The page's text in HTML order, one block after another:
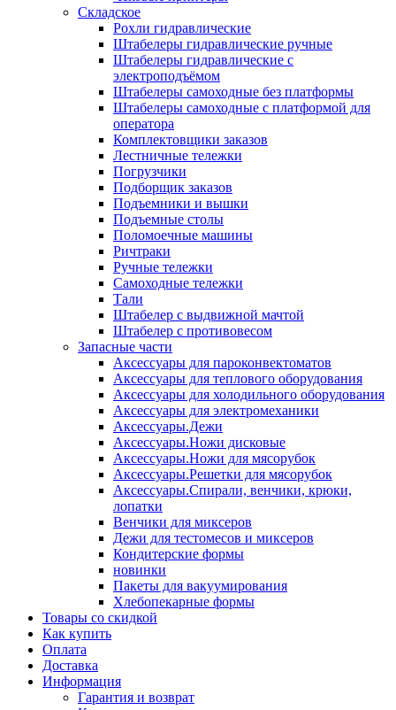
Складское
Рохли гидравлические
Штабелеры гидравлические ручные
Штабелеры гидравлические с
электроподъёмом
Штабелеры самоходные без платформы
Штабелеры самоходные с платформой для
оператора
Комплектовщики заказов
Лестничные тележки
Погрузчики
Подборщик заказов
Подъемники и вышки
Подъемные столы
Поломоечные машины
Ричтраки
Ручные тележки
Самоходные тележки
Тали
Штабелер с выдвижной мачтой
Штабелер с противовесом
Запасные части
Аксессуары для пароконвектоматов
Аксессуары для теплового оборудования
Аксессуары для холодильного оборудования
Аксессуары для электромеханики
Аксессуары.Дежи
Аксессуары.Ножи дисковые
Аксессуары.Ножи для мясорубок
Аксессуары.Решетки для мясорубок
Аксессуары.Спирали, венчики, крюки,
лопатки
Венчики для миксеров
Дежи для тестомесов и миксеров
Кондитерские формы
новинки
Пакеты для вакуумирования
Хлебопекарные формы
Товары со скидкой
Как купить
Оплата
Доставка
Информация
Гарантия и возврат